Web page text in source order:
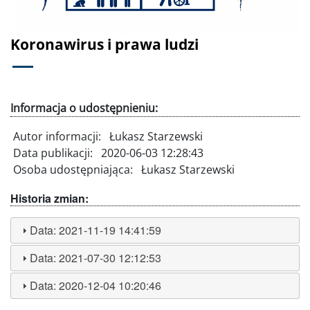
Koronawirus i prawa ludzi
Informacja o udostępnieniu:
Autor informacji: Łukasz Starzewski
Data publikacji: 2020-06-03 12:28:43
Osoba udostępniająca: Łukasz Starzewski
Historia zmian:
Data:2021-11-19 14:41:59
Data:2021-07-30 12:12:53
Data:2020-12-04 10:20:46